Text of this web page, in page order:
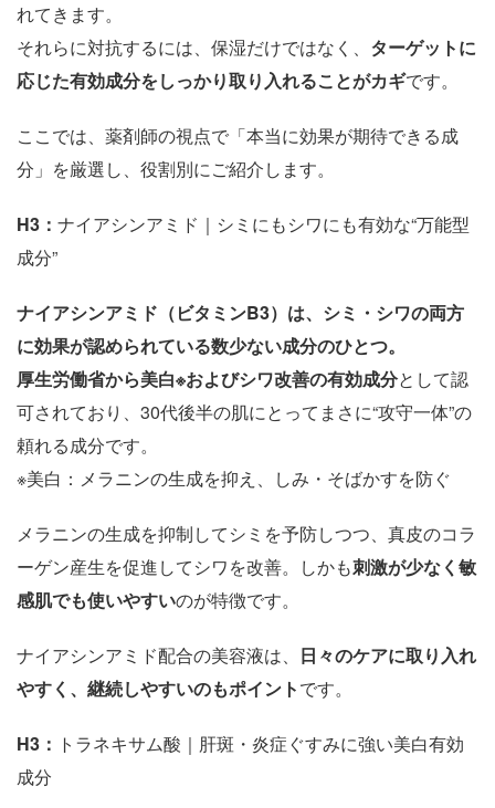
れてきます。
それらに対抗するには、保湿だけではなく、 ターゲットに
応じた有効成分をしっかり取り入れることがカギです。
ここでは、薬剤師の視点で「本当に効果が期待できる成
分」を厳選し、役割別にご紹介します。
H3 ： ナイアシンアミド｜シミにもシワにも有効な“万能型
成分”
ナイアシンアミド（ビタミンB3）は、シミ・シワの両方
に効果が認められている数少ない成分のひとつ。
厚生労働省から美白※およびシワ改善の有効成分として認
可されており、30代後半の肌にとってまさに“攻守一体”の
頼れる成分です。
※美白：メラニンの生成を抑え、しみ・そばかすを防ぐ
メラニンの生成を抑制してシミを予防しつつ、真皮のコラ
ーゲン産生を促進してシワを改善。しかも刺激が少なく敏
感肌でも使いやすいのが特徴です。
ナイアシンアミド配合の美容液は、 日々のケアに取り入れ
やすく、継続しやすいのもポイントです。
H3 ： トラネキサム酸｜肝斑・炎症ぐすみに強い美白有効
成分